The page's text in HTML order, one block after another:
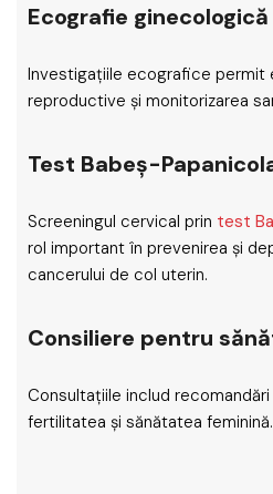
Ecografie
Investigațiile ecografice permit
reproductive și monitorizarea
Test Babeș-
Screeningul cervical prin test
rol important în prevenirea și
cancerului de col uterin.
Consiliere pentru
Consultațiile includ
fertilitatea și sănătatea feminină.